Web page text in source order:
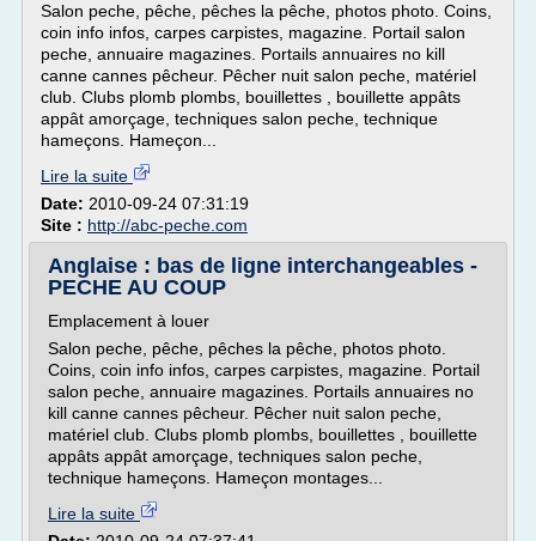
Salon peche, pêche, pêches la pêche, photos photo. Coins,
coin info infos, carpes carpistes, magazine. Portail salon
peche, annuaire magazines. Portails annuaires no kill
canne cannes pêcheur. Pêcher nuit salon peche, matériel
club. Clubs plomb plombs, bouillettes , bouillette appâts
appât amorçage, techniques salon peche, technique
hameçons. Hameçon...
Lire la suite
Date: 2010-09-24 07:31:19
Site : http://abc-peche.com
Anglaise : bas de ligne interchangeables -
PECHE AU COUP
Emplacement à louer
Salon peche, pêche, pêches la pêche, photos photo.
Coins, coin info infos, carpes carpistes, magazine. Portail
salon peche, annuaire magazines. Portails annuaires no
kill canne cannes pêcheur. Pêcher nuit salon peche,
matériel club. Clubs plomb plombs, bouillettes , bouillette
appâts appât amorçage, techniques salon peche,
technique hameçons. Hameçon montages...
Lire la suite